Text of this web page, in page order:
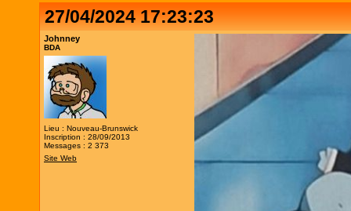
27/04/2024 17:23:23
Johnney
BDA
Lieu : Nouveau-Brunswick
Inscription : 28/09/2013
Messages : 2 373
Site Web